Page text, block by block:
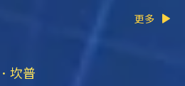
更多
坎普